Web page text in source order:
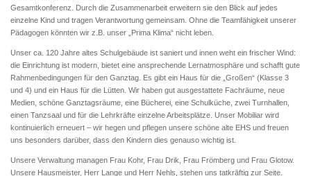
Gesamtkonferenz. Durch die Zusammenarbeit erweitern sie den Blick auf jedes
einzelne Kind und tragen Verantwortung gemeinsam. Ohne die Teamfähigkeit unserer
Pädagogen könnten wir z.B. unser „Prima Klima“ nicht leben.
Unser ca. 120 Jahre altes Schulgebäude ist saniert und innen weht ein frischer Wind:
die Einrichtung ist modern, bietet eine ansprechende Lernatmosphäre und schafft gute
Rahmenbedingungen für den Ganztag. Es gibt ein Haus für die „Großen“ (Klasse 3
und 4) und ein Haus für die Lütten. Wir haben gut ausgestattete Fachräume, neue
Medien, schöne Ganztagsräume, eine Bücherei, eine Schulküche, zwei Turnhallen,
einen Tanzsaal und für die Lehrkräfte einzelne Arbeitsplätze. Unser Mobiliar wird
kontinuierlich erneuert – wir hegen und pflegen unsere schöne alte EHS und freuen
uns besonders darüber, dass den Kindern dies genauso wichtig ist.
Unsere Verwaltung managen Frau Kohr, Frau Drik, Frau Frömberg und Frau Glotow.
Unsere Hausmeister, Herr Lange und Herr Nehls, stehen uns tatkräftig zur Seite.